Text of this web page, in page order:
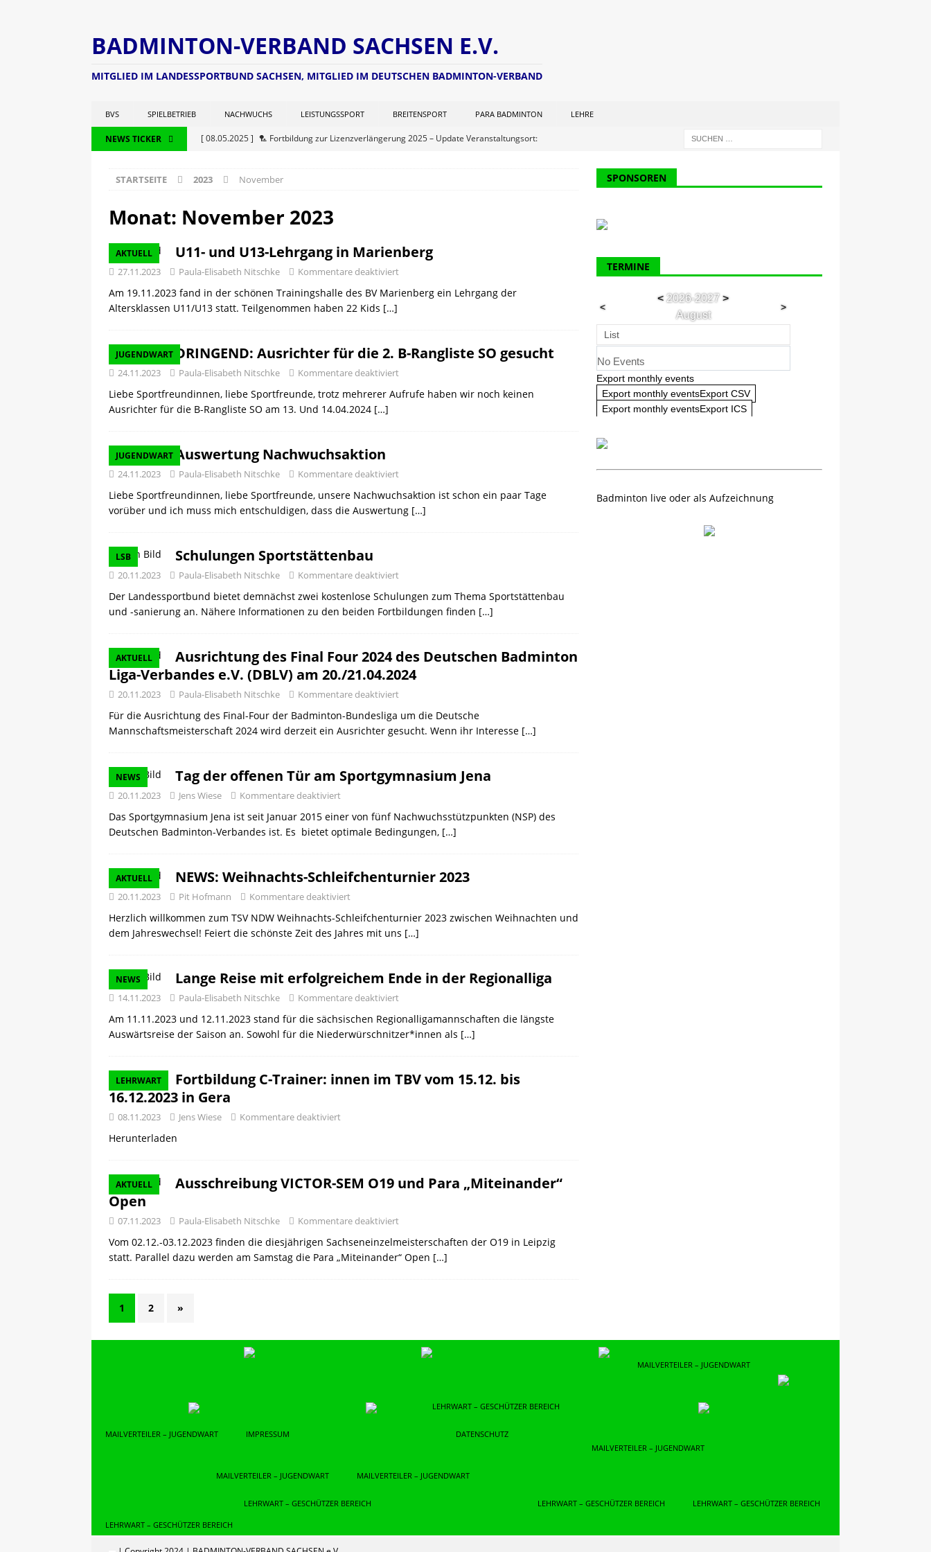
BADMINTON-VERBAND SACHSEN E.V.
MITGLIED IM LANDESSPORTBUND SACHSEN, MITGLIED IM DEUTSCHEN BADMINTON-VERBAND
BVS SPIELBETRIEB NACHWUCHS LEISTUNGSSPORT BREITENSPORT PARA BADMINTON LEHRE
NEWS TICKER [ 08.05.2025 ] 🏸 Fortbildung zur Lizenzverlängerung 2025 – Update Veranstaltungsort:
[ 25.06.2025 ] Der Schiedsrichterwart hat seine Seite aktualisiert (Stand: 21.06.2025)
[ 25.06.2025 ]
2. Lausitzer Kohlen Cup der Aktiven
[ 17.06.2025 ] Während des 61. Verbandstages des DBV werden 2 Funktionäre des BVS
[ 13.05.2025 ]
Sächsische Rangliste U09 und U11
STARTSEITE 2023 November
Monat: November 2023
AKTUELL U11- und U13-Lehrgang in Marienberg
27.11.2023 Paula-Elisabeth Nitschke Kommentare deaktiviert
Am 19.11.2023 fand in der schönen Trainingshalle des BV Marienberg ein Lehrgang der
Altersklassen U11/U13 statt. Teilgenommen haben 22 Kids […]
JUGENDWART DRINGEND: Ausrichter für die 2. B-Rangliste SO gesucht
24.11.2023 Paula-Elisabeth Nitschke Kommentare deaktiviert
Liebe Sportfreundinnen, liebe Sportfreunde, trotz mehrerer Aufrufe haben wir noch keinen
Ausrichter für die B-Rangliste SO am 13. Und 14.04.2024 […]
JUGENDWART Auswertung Nachwuchsaktion
24.11.2023 Paula-Elisabeth Nitschke Kommentare deaktiviert
Liebe Sportfreundinnen, liebe Sportfreunde, unsere Nachwuchsaktion ist schon ein paar Tage
vorüber und ich muss mich entschuldigen, dass die Auswertung […]
LSB Schulungen Sportstättenbau
20.11.2023 Paula-Elisabeth Nitschke Kommentare deaktiviert
Der Landessportbund bietet demnächst zwei kostenlose Schulungen zum Thema Sportstättenbau
und -sanierung an. Nähere Informationen zu den beiden Fortbildungen finden […]
AKTUELL
Ausrichtung des Final Four 2024 des Deutschen Badminton
Liga-Verbandes e.V. (DBLV) am 20./21.04.2024
20.11.2023 Paula-Elisabeth Nitschke Kommentare deaktiviert
Für die Ausrichtung des Final-Four der Badminton-Bundesliga um die Deutsche
Mannschaftsmeisterschaft 2024 wird derzeit ein Ausrichter gesucht. Wenn ihr Interesse […]
NEWS Tag der offenen Tür am Sportgymnasium Jena
20.11.2023 Jens Wiese Kommentare deaktiviert
Das Sportgymnasium Jena ist seit Januar 2015 einer von fünf Nachwuchsstützpunkten (NSP) des
Deutschen Badminton-Verbandes ist. Es bietet optimale Bedingungen, […]
AKTUELL NEWS: Weihnachts-Schleifchenturnier 2023
20.11.2023 Pit Hofmann Kommentare deaktiviert
Herzlich willkommen zum TSV NDW Weihnachts-Schleifchenturnier 2023 zwischen Weihnachten und
dem Jahreswechsel! Feiert die schönste Zeit des Jahres mit uns […]
NEWS Lange Reise mit erfolgreichem Ende in der Regionalliga
14.11.2023 Paula-Elisabeth Nitschke Kommentare deaktiviert
Am 11.11.2023 und 12.11.2023 stand für die sächsischen Regionalligamannschaften die längste
Auswärtsreise der Saison an. Sowohl für die Niederwürschnitzer*innen als […]
LEHRWART
Fortbildung C-Trainer: innen im TBV vom 15.12. bis
16.12.2023 in Gera
08.11.2023 Jens Wiese Kommentare deaktiviert
Herunterladen
AKTUELL
Ausschreibung VICTOR-SEM O19 und Para „Miteinander“
Open
07.11.2023 Paula-Elisabeth Nitschke Kommentare deaktiviert
Vom 02.12.-03.12.2023 finden die diesjährigen Sachseneinzelmeisterschaften der O19 in Leipzig
statt. Parallel dazu werden am Samstag die Para „Miteinander“ Open […]
1 2 »
SPONSOREN
TERMINE
<
< 2026-2027>
August
>
List
No Events
Export monthly events
Export monthly eventsExport CSV
Export monthly eventsExport ICS
Badminton live oder als Aufzeichnung
MAILVERTEILER – JUGENDWART
LEHRWART – GESCHÜTZER BEREICH
MAILVERTEILER – JUGENDWART IMPRESSUM
DATENSCHUTZ
MAILVERTEILER – JUGENDWART
MAILVERTEILER – JUGENDWART MAILVERTEILER – JUGENDWART
LEHRWART – GESCHÜTZER BEREICH LEHRWART – GESCHÜTZER BEREICH LEHRWART – GESCHÜTZER BEREICH
LEHRWART – GESCHÜTZER BEREICH